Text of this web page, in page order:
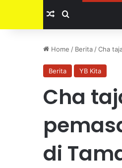
Random Article
Home / Berita /Cha
Berita YB Kita
Cha
di